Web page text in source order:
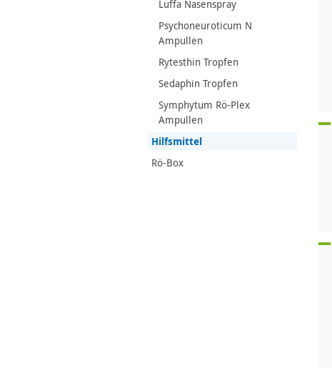
Luffa Nasenspray
Psychoneuroticum N
Ampullen
Rytesthin Tropfen
Sedaphin Tropfen
Symphytum Rö-Plex
Ampullen
Hilfsmittel
Rö-Box